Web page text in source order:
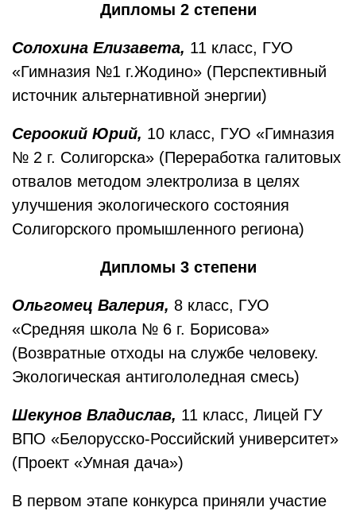
Дипломы 2 степени
Солохина Елизавета, 11 класс, ГУО
«Гимназия №1 г.Жодино» (Перспективный
источник альтернативной энергии)
Сероокий Юрий, 10 класс, ГУО «Гимназия
№ 2 г. Солигорска» (Переработка галитовых
отвалов методом электролиза в целях
улучшения экологического состояния
Солигорского промышленного региона)
Дипломы 3 степени
Ольгомец Валерия, 8 класс, ГУО
«Средняя школа № 6 г. Борисова»
(Возвратные отходы на службе человеку.
Экологическая антигололедная смесь)
Шекунов Владислав, 11 класс, Лицей ГУ
ВПО «Белорусско-Российский университет»
(Проект «Умная дача»)
В первом этапе конкурса приняли участие